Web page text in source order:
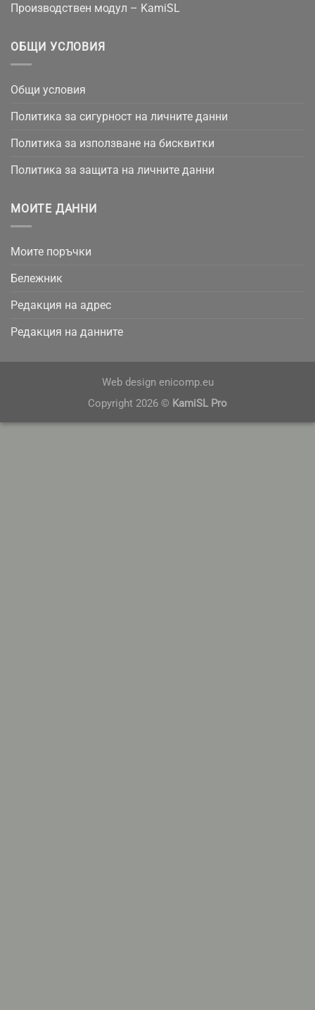
Производствен модул – KamiSL
ОБЩИ УСЛОВИЯ
Общи условия
Политика за сигурност на личните данни
Политика за използване на бисквитки
Политика за защита на личните данни
МОИТЕ ДАННИ
Моите поръчки
Бележник
Редакция на адрес
Редакция на данните
Web design enicomp.eu
Copyright 2026 © KamiSL Pro